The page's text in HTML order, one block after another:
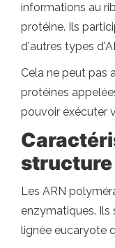
informations au
protéine. Ils
d'autres types
Cela ne peut pas
protéines
pouvoir exécuter
structure
Les ARN
enzymatiques. Ils
lignée eucaryote